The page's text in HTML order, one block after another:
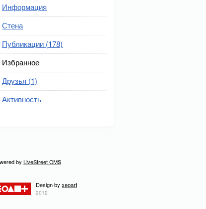
Информация
Стена
Публикации (178)
Избранное
Друзья (1)
Активность
by LiveStreet CMS
Design by xeoart
2012